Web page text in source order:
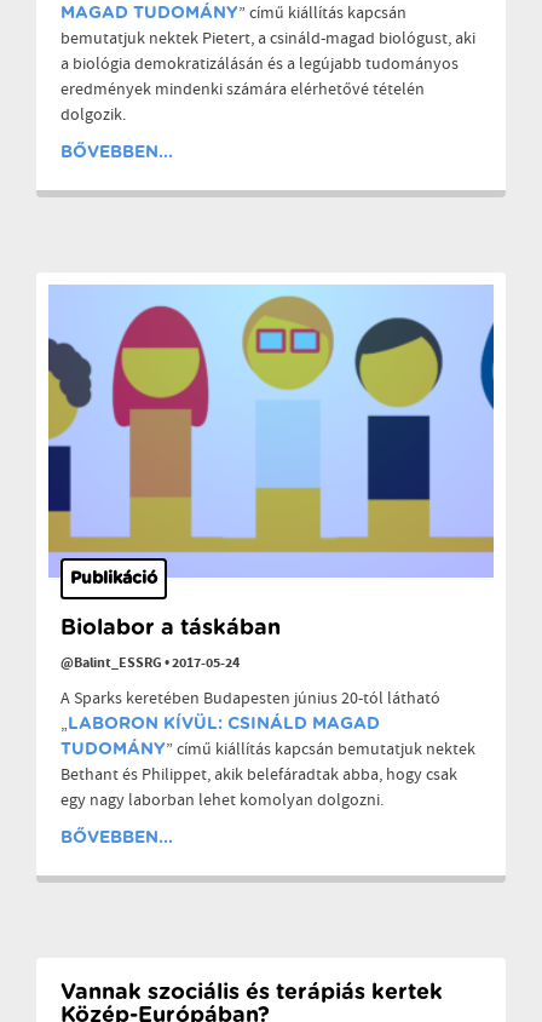
MAGAD TUDOMÁNY” című kiállítás kapcsán
bemutatjuk nektek Pietert, a csináld-magad biológust, aki
a biológia demokratizálásán és a legújabb tudományos
eredmények mindenki számára elérhetővé tételén
dolgozik.
BŐVEBBEN...
Publikáció
Biolabor a táskában
@Balint_ESSRG•2017-05-24
A Sparks keretében Budapesten június 20-tól látható
„LABORON KÍVÜL: CSINÁLD MAGAD
TUDOMÁNY” című kiállítás kapcsán bemutatjuk nektek
Bethant és Philippet, akik belefáradtak abba, hogy csak
egy nagy laborban lehet komolyan dolgozni.
BŐVEBBEN...
Vannak szociális és terápiás kertek
Közép-Európában?